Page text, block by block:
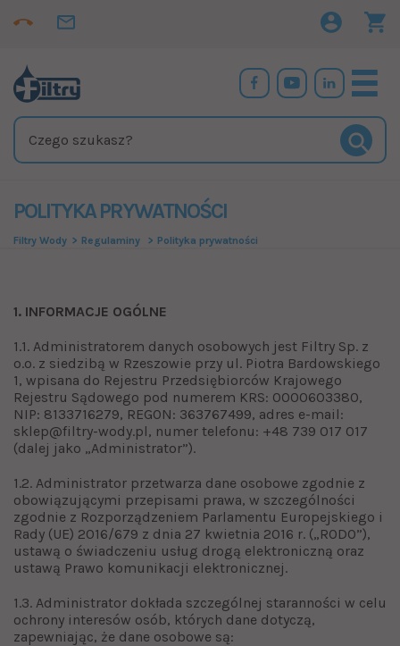
POLITYKA PRYWATNOŚCI
Filtry Wody Regulaminy Polityka prywatności
1. INFORMACJE OGÓLNE
1.1. Administratorem danych osobowych jest Filtry Sp. z
o.o. z siedzibą w Rzeszowie przy ul. Piotra Bardowskiego
1, wpisana do Rejestru Przedsiębiorców Krajowego
Rejestru Sądowego pod numerem KRS: 0000603380,
NIP: 8133716279, REGON: 363767499, adres e-mail:
sklep@filtry-wody.pl, numer telefonu: +48 739 017 017
(dalej jako „Administrator”).
1.2. Administrator przetwarza dane osobowe zgodnie z
obowiązującymi przepisami prawa, w szczególności
zgodnie z Rozporządzeniem Parlamentu Europejskiego i
Rady (UE) 2016/679 z dnia 27 kwietnia 2016 r. („RODO”),
ustawą o świadczeniu usług drogą elektroniczną oraz
ustawą Prawo komunikacji elektronicznej.
1.3. Administrator dokłada szczególnej staranności w celu
ochrony interesów osób, których dane dotyczą,
zapewniając, że dane osobowe są: